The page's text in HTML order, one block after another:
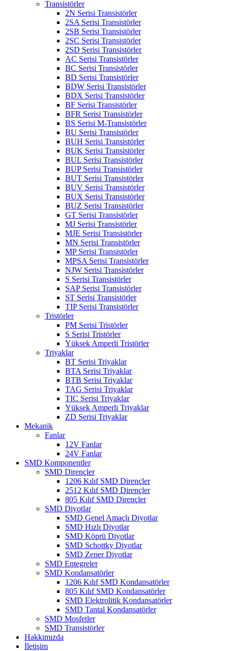
Transistörler
2N Serisi Transistörler
2SA Serisi Transistörler
2SB Serisi Transistörler
2SC Serisi Transistörler
2SD Serisi Transistörler
AC Serisi Transistörler
BC Serisi Transistörler
BD Serisi Transistörler
BDW Serisi Transistörler
BDX Serisi Transistörler
BF Serisi Transistörler
BFR Serisi Transistörler
BS Serisi M-Transistörler
BU Serisi Transistörler
BUH Serisi Transistörler
BUK Serisi Transistörler
BUL Serisi Transistörler
BUP Serisi Transistörler
BUT Serisi Transistörler
BUV Serisi Transistörler
BUX Serisi Transistörler
BUZ Serisi Transistörler
GT Serisi Transistörler
MJ Serisi Transistörler
MJE Serisi Transistörler
MN Serisi Transistörler
MP Serisi Transistörler
MPSA Serisi Transistörler
NJW Serisi Transistörler
S Serisi Transistörler
SAP Serisi Transistörler
ST Serisi Transistörler
TIP Serisi Transistörler
Tristörler
PM Serisi Tristörler
S Serisi Tristörler
Yüksek Amperli Tristörler
Triyaklar
BT Serisi Triyaklar
BTA Serisi Triyaklar
BTB Serisi Triyaklar
TAG Serisi Triyaklar
TIC Serisi Triyaklar
Yüksek Amperli Triyaklar
ZD Serisi Triyaklar
Mekanik
Fanlar
12V Fanlar
24V Fanlar
SMD Komponentler
SMD Dirençler
1206 Kılıf SMD Dirençler
2512 Kılıf SMD Dirençler
805 Kılıf SMD Dirençler
SMD Diyotlar
SMD Genel Amaçlı Diyotlar
SMD Hızlı Diyotlar
SMD Köprü Diyotlar
SMD Schottky Diyotlar
SMD Zener Diyotlar
SMD Entegreler
SMD Kondansatörler
1206 Kılıf SMD Kondansatörler
805 Kılıf SMD Kondansatörler
SMD Elektrolitik Kondansatörler
SMD Tantal Kondansatörler
SMD Mosfetler
SMD Transistörler
Hakkımızda
İletişim